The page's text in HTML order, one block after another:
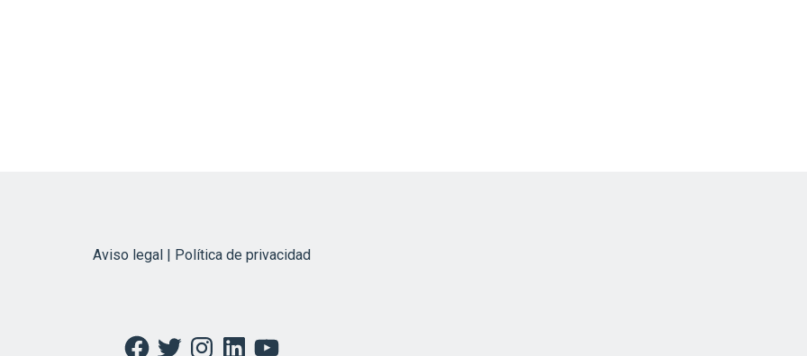
Aviso legal | Política de privacidad
Facebook
TwitterInstagramLinkedInYouTube